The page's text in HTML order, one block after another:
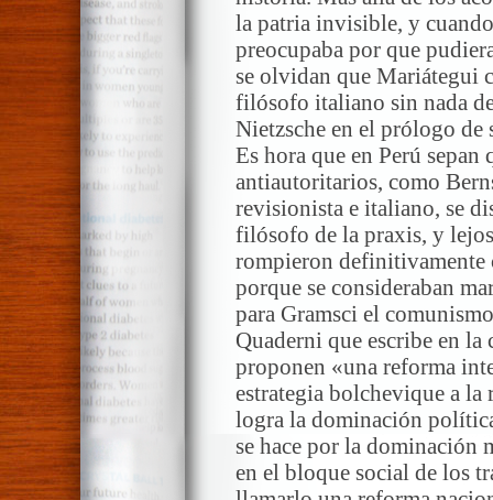
la patria invisible, y
preocupaba por que
se olvidan que Mariátegui
filósofo italiano sin nada
Nietzsche en el prólogo
Es hora que en Perú
antiautoritarios, como
revisionista e italiano, se
filósofo de la praxis, y
rompieron definitivamente
porque se consideraban
para Gramsci el
Quaderni que escribe en
proponen «una reforma
estrategia bolchevique a
logra la dominación
se hace por la
en el bloque social de los